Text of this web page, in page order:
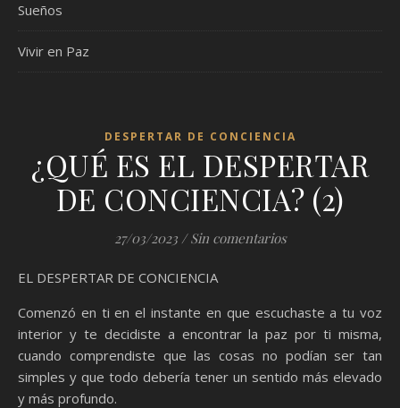
Sueños
Vivir en Paz
DESPERTAR DE CONCIENCIA
¿QUÉ ES EL DESPERTAR
DE CONCIENCIA? (2)
27/03/2023 / Sin comentarios
EL DESPERTAR DE CONCIENCIA
Comenzó en ti en el instante en que escuchaste a tu voz
interior y te decidiste a encontrar la paz por ti misma,
cuando comprendiste que las cosas no podían ser tan
simples y que todo debería tener un sentido más elevado
y más profundo.